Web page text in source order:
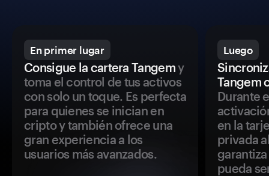
En primer lugar
Consigue la cartera Tangemy
toma el control de tus activos
con solo un toque. Es perfecta
para quienes se inician en
cripto y también ofrece una
gran experiencia a los
usuarios más avanzados.
Luego
Tangem
Durante
en la
privada
pueda